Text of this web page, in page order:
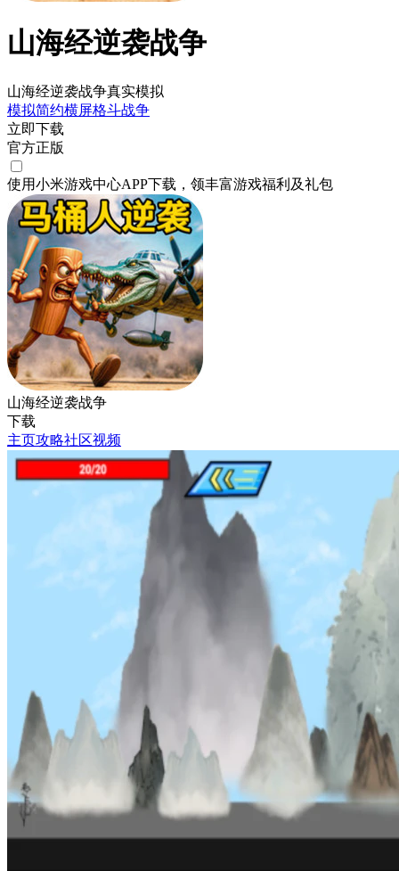
山海经逆袭战争
山海经逆袭战争真实模拟
模拟简约横屏格斗战争
立即下载
官方正版
使用小米游戏中心APP下载 ，领丰富游戏福利 及礼包
山海经逆袭战争
下载
主页攻略社区视频